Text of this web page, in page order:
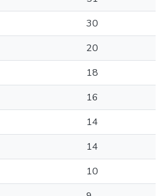
30
20
18
16
14
14
10